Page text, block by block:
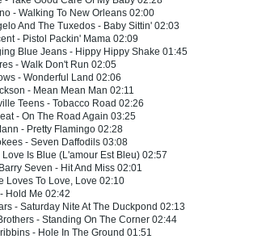
- Walking To New Orleans 02:00
And The Tuxedos - Baby Sittin' 02:03
- Pistol Packin' Mama 02:09
Blue Jeans - Hippy Hippy Shake 01:45
- Walk Don't Run 02:05
- Wonderful Land 02:06
- Mean Mean Man 02:11
Teens - Tobacco Road 02:26
- On The Road Again 03:25
- Pretty Flamingo 02:28
- Seven Daffodils 03:08
Love Is Blue (L'amour Est Bleu) 02:57
Seven - Hit And Miss 02:01
Loves To Love, Love 02:10
Hold Me 02:42
- Saturday Nite At The Duckpond 02:13
- Standing On The Corner 02:44
- Hole In The Ground 01:51